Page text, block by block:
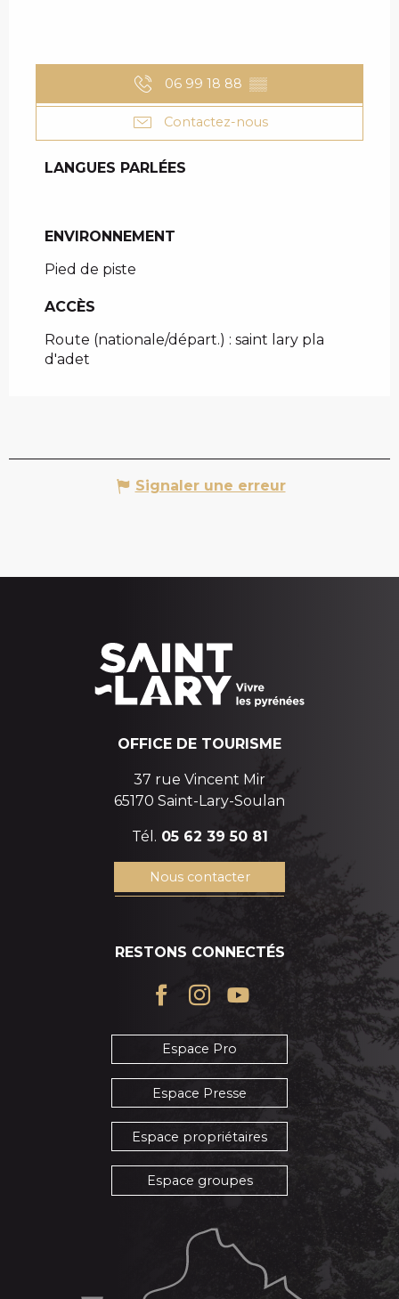
06 99 18 88 ▒▒
Contactez-nous
LANGUES PARLÉES
LANGUES PARLÉES
ENVIRONNEMENT
ENVIRONNEMENT
Pied de piste
ACCÈS
ACCÈS
Route (nationale/départ.) : saint lary pla
d'adet
Signaler une erreur
OFFICE DE TOURISME
37 rue Vincent Mir
65170 Saint-Lary-Soulan
Tél. 05 62 39 50 81
Nous contacter
RESTONS CONNECTÉS
Espace Pro
Espace Presse
Espace propriétaires
Espace groupes